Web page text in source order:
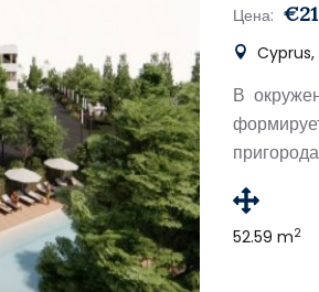
Цена:
Cyprus,
В
52.59 m2